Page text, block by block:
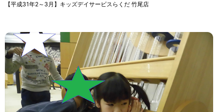
【平成31年2～3月】キッズデイサービスらくだ 竹尾店